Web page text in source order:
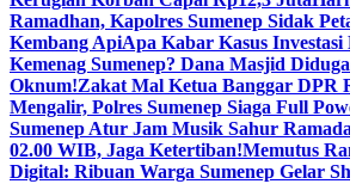
Ramadhan, Kapolres Sumenep Sidak
Kembang ApiApa Kabar Kasus Investasi
Kemenag Sumenep? Dana Masjid
Oknum!Zakat Mal Ketua Banggar DPR
Mengalir, Polres Sumenep Siaga Full
Sumenep Atur Jam Musik Sahur
02.00 WIB, Jaga Ketertiban!Memutus
Digital: Ribuan Warga Sumenep Gelar